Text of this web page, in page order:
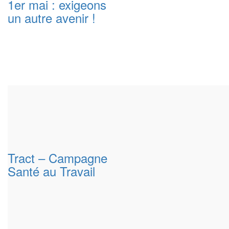
1er mai : exigeons
un autre avenir !
Tract – Campagne
Santé au Travail